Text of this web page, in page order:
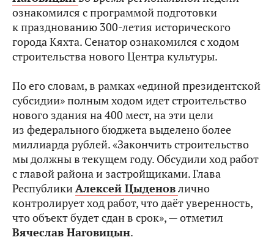
ознакомился с программой подготовки
к празднованию 300-летия исторического
города Кяхта. Сенатор ознакомился с ходом
строительства нового Центра культуры.
По его словам, в рамках «единой президентской
субсидии» полным ходом идет строительство
нового здания на 400 мест, на эти цели
из федерального бюджета выделено более
миллиарда рублей. «Закончить строительство
мы должны в текущем году. Обсудили ход работ
с главой района и застройщиками. Глава
РеспубликиАлексей Цыденовлично
контролирует ход работ, что даёт уверенность,
что объект будет сдан в срок», — отметил
Вячеслав Наговицын.